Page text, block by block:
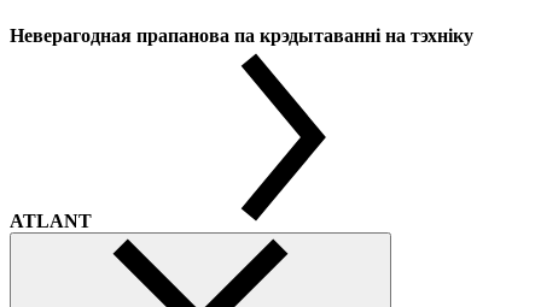
Неверагодная прапанова па крэдытаванні на тэхніку
ATLANT